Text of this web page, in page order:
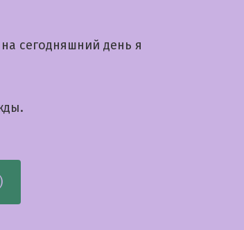
сегодняшний день я